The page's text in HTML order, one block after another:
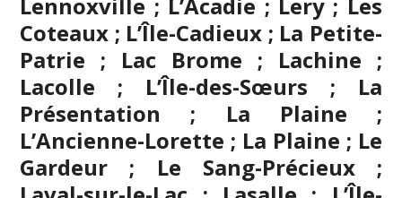
Coteaux ; L’Île-Cadieux ; La Petite-
Patrie ; Lac Brome ; Lachine ;
Lacolle ; L’Île-des-Sœurs ; La
Présentation ; La Plaine ;
L’Ancienne-Lorette ; La Plaine ; Le
Gardeur ; Le Sang-Précieux ;